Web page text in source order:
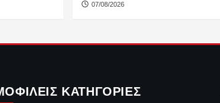
07/08/2026
ΚΑΤΗΓΟΡΊΕΣ